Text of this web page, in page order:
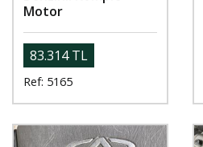
Motor
83.314 TL
Ref: 5165